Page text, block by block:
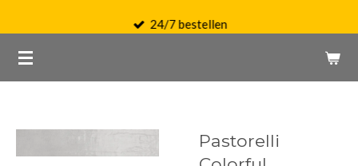
naar
de
24/7 bestellen
Pastorelli